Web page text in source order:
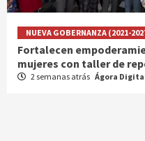
NUEVA GOBERNANZA (2021-
Fortalecen
mujeres con taller de
2 semanas atrás Ágora